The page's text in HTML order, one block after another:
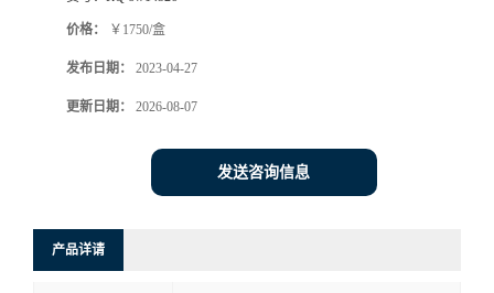
价格： ￥1750/盒
发布日期： 2023-04-27
更新日期： 2026-08-07
发送咨询信息
产品详请